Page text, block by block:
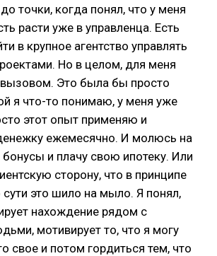
точки, когда понял, что у меня
расти уже в управленца. Есть
в крупное агентство управлять
Но в целом, для меня
Это была бы просто
я что-то понимаю, у меня уже
этот опыт применяю и
ежемесячно. И молюсь на
и плачу свою ипотеку. Или
сторону, что в принципе
это шило на мыло. Я понял,
нахождение рядом с
мотивирует то, что я могу
свое и потом гордиться тем, что